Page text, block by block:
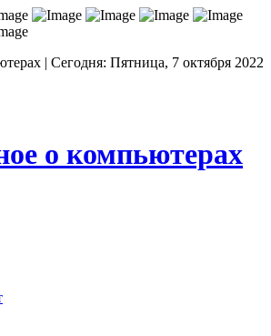
| Сегодня: Пятница, 7 октября 2022